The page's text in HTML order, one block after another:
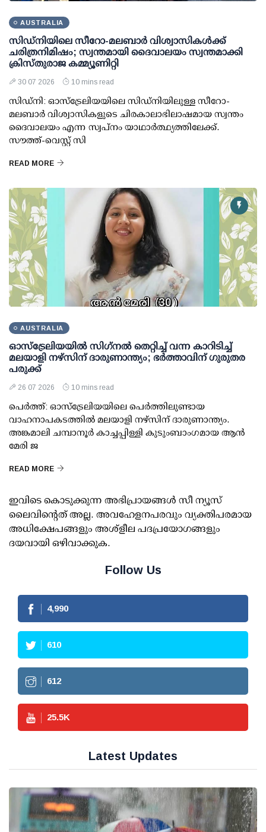
AUSTRALIA
സിഡ്നിയിലെ സീറോ-മലബാർ വിശ്വാസികൾക്ക്
ചരിത്രനിമിഷം; സ്വന്തമായി ദൈവാലയം സ്വന്തമാക്കി
ക്രിസ്തുരാജ കമ്മ്യൂണിറ്റി
30 07 2026 10 mins read
സിഡ്നി: ഓസ്ട്രേലിയയിലെ സിഡ്നിയിലുള്ള സീറോ-
മലബാർ വിശ്വാസികളുടെ ചിരകാലാഭിലാഷമായ സ്വന്തം
ദൈവാലയം എന്ന സ്വപ്നം യാഥാർത്ഥ്യത്തിലേക്ക്.
സൗത്ത്-വെസ്റ്റ് സി
READ MORE
AUSTRALIA
ഓസ്ട്രേലിയയില്‍ സിഗ്‌നല്‍ തെറ്റിച്ച് വന്ന കാറിടിച്ച്
മലയാളി നഴ്‌സിന് ദാരുണാന്ത്യം; ഭര്‍ത്താവിന് ഗുരുതര
പരുക്ക്
26 07 2026 10 mins read
പെര്‍ത്ത്: ഓസ്‌ട്രേലിയയിലെ പെര്‍ത്തിലുണ്ടായ
വാഹനാപകടത്തില്‍ മലയാളി നഴ്സിന് ദാരുണാന്ത്യം.
അങ്കമാലി ചമ്പാനൂര്‍ കാച്ചപ്പിള്ളി കുടുംബാംഗമായ ആന്‍
മേരി ജ
READ MORE
ഇവിടെ കൊടുക്കുന്ന അഭിപ്രായങ്ങള്‍ സീ ന്യൂസ്
ലൈവിന്റെത് അല്ല. അവഹേളനപരവും വ്യക്തിപരമായ
അധിക്ഷേപങ്ങളും അശ്‌ളീല പദപ്രയോഗങ്ങളും
ദയവായി ഒഴിവാക്കുക.
Follow Us
4,990
610
612
25.5K
Latest Updates